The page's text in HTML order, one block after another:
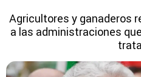
Agricultores y ganaderos
a las administraciones